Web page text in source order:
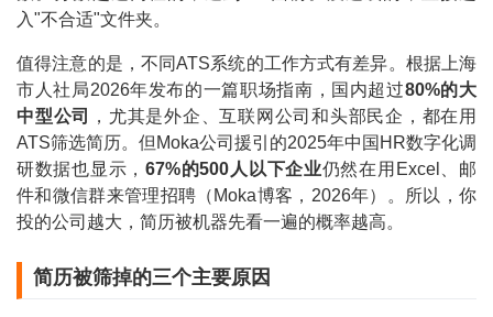
入"不合适"文件夹。
值得注意的是，不同ATS系统的工作方式有差异。根据上海
市人社局2026年发布的一篇职场指南，国内超过80%的大
中型公司
，尤其是外企、互联网公司和头部民企，都在用
ATS筛选简历。但Moka公司援引的2025年中国HR数字化调
研数据也显示， 67%的500人以下企业仍然在用Excel、邮
件和微信群来管理招聘（Moka博客，2026年）。所以，你
投的公司越大，简历被机器先看一遍的概率越高。
简历被筛掉的三个主要原因